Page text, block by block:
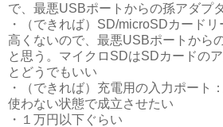
で、最悪USBポートからの孫アダプ
・（できれば）SD/microSDカード
高くないので、最悪USBポートから
と思う。マイクロSDはSDカードの
とどうでもいい
・（できれば）充電用の入力ポート
使わない状態で成立させたい
・１万円以下ぐらい